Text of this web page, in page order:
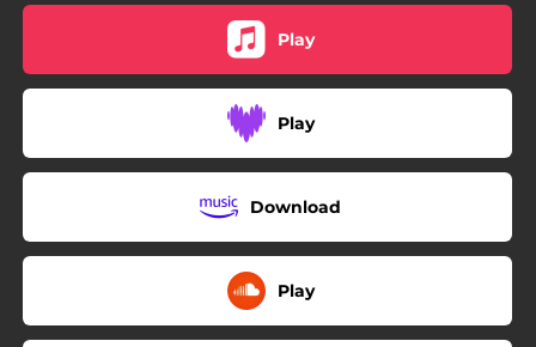
Play
Play
Download
Play